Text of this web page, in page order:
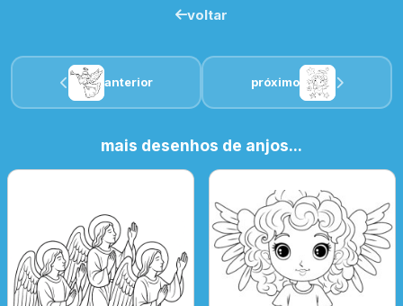
voltar
anterior próximo
mais desenhos de anjos...